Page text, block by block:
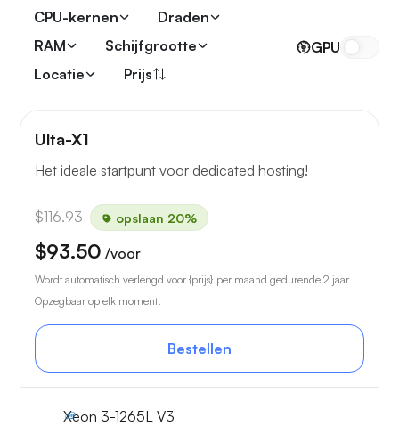
CPU-kernen
Draden
RAM
Schijfgrootte
Locatie
Prijs
GPU
Ulta-X1
Het ideale startpunt voor dedicated hosting!
$116.93 opslaan 20%
$93.50 /voor
Wordt automatisch verlengd voor {prijs} per maand gedurende 2 jaar.
Opzegbaar op elk moment.
Bestellen
Xeon 3-1265L V3